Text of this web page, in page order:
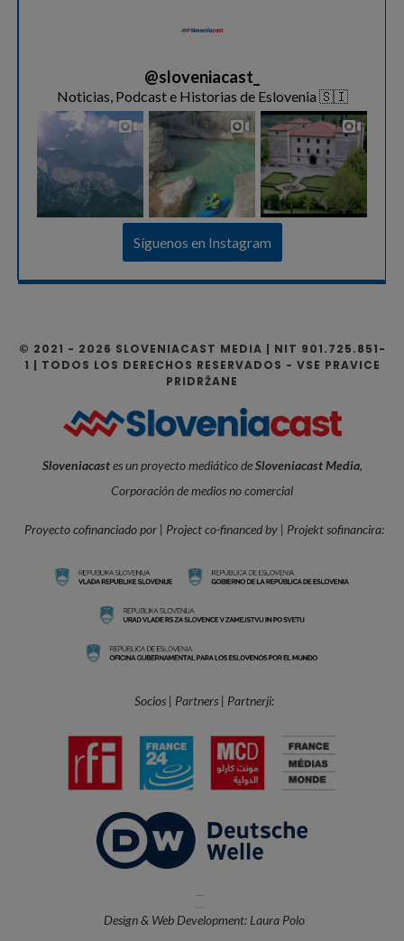
@sloveniacast_
Noticias, Podcast e Historias de Eslovenia 🇸🇮
Síguenos en Instagram
© 2021 - 2026 SLOVENIACAST MEDIA | NIT 901.725.851-
1 | TODOS LOS DERECHOS RESERVADOS - VSE PRAVICE
PRIDRŽANE
Sloveniacastes un proyecto mediático deSloveniacast Media,
Corporación de medios no comercial
Proyecto cofinanciado por | Project co-financed by | Projekt sofinancira:
Socios | Partners | Partnerji:
—
Design & Web Development: Laura Polo